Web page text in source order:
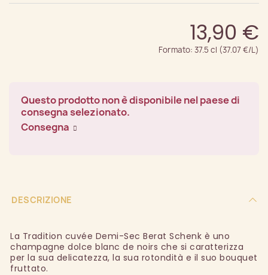
13,90 €
Formato: 37.5 cl (37.07 €/L)
Questo prodotto non è disponibile nel paese di
consegna selezionato.
Consegna
DESCRIZIONE
La Tradition cuvée Demi-Sec Berat Schenk è uno
champagne dolce blanc de noirs che si caratterizza
per la sua delicatezza, la sua rotondità e il suo bouquet
fruttato.